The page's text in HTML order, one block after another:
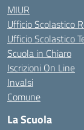
MIUR
Ufficio Scolastico
Ufficio Scolastico
Scuola in Chiaro
Iscrizioni On Line
Invalsi
Comune
La Scuola